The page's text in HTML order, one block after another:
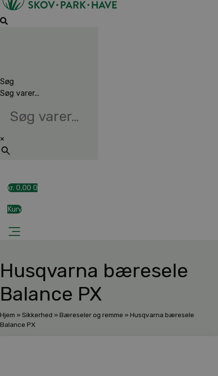
Søg
Søg varer…
×
kr. 0,00 0
Kurv
Husqvarna bæresele
Balance PX
Hjem »Sikkerhed »Bæreseler og remme »Husqvarna bæresele
Balance PX